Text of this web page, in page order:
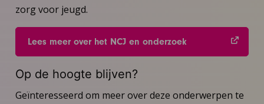
zorg voor jeugd.
Lees meer over het NCJ en onderzoek
Op de hoogte blijven?
Geïnteresseerd om meer over deze onderwerpen te